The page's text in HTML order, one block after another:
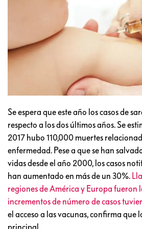
Se espera que este año los casos de
respecto a los dos últimos años. Se
2017 hubo 110,000 muertes
enfermedad. Pese a que se han
vidas desde el año 2000, los casos
han aumentado en más de un 30%.
regiones de América y Europa fueron
incrementos de número de casos
el acceso a las vacunas, confirma que
principal.